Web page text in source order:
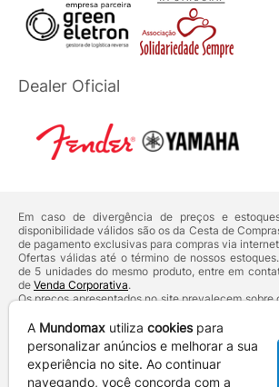
Dealer Oficial
Em caso de divergência de preços e
disponibilidade válidos são os da Cesta de
de pagamento exclusivas para compras via
Ofertas válidas até o término de nossos
de 5 unidades do mesmo produto, entre em
de Venda Corporativa.
Os preços apresentados no site prevalecem sobre
Defesa do Consumidor:Lei nº 8.078.
Vendas sujeitas à confirmação de dados e
Razão Social: Hayamax Distribuidora de
CNPJ: 01.725.627/0002-53 - Endereço: R.
A Mundomax utiliza cookiespara
personalizar anúncios e melhorar a sua
experiência no site. Ao continuar
navegando, você concorda com a